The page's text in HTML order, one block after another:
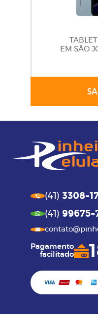
EM SÃO
(41) 3308-
(41) 99675-
Pagamento
facilitado